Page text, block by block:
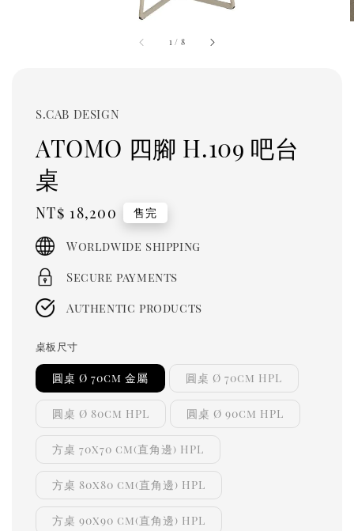
1 / 8
S.CAB DESIGN
ATOMO 四腳 H.109 吧台
桌
Regular
price
NT$ 18,200 售完
Worldwide shipping
Secure payments
Authentic products
桌板尺寸
圓桌 Ø 70cm 金屬 圓桌 Ø 70cm HPL
圓桌 Ø 80cm HPL 圓桌 Ø 90cm HPL
方桌 70x70 cm(直角邊) HPL
方桌 80x80 cm(直角邊) HPL
方桌 90x90 cm(直角邊) HPL